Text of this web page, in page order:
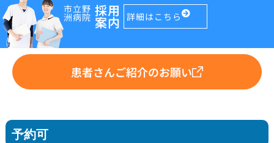
市立野
洲病院 採用
案内 詳細はこちら
患者さんご紹介のお願い
予約可